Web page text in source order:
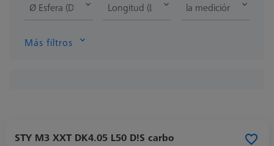
Ø Esfera (DK) Longitud (L) la medición de la
Más filtros
STY M3 XXT DK4.05 L50 D!S carbo